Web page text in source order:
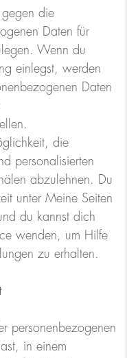
gegen die
Daten für
Wenn du
einlegst, werden
Daten
die
personalisierten
abzulehnen. Du
unter Meine Seiten
du kannst dich
wenden, um Hilfe
zu erhalten.
personenbezogenen
in einem